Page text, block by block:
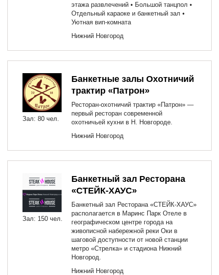
этажа развлечений • Большой танцпол •
Отдельный караоке и банкетный зал •
Уютная вип-комната
Нижний Новгород
Зал: 80 чел.
Банкетные залы Охотничий
трактир «Патрон»
Ресторан-охотничий трактир «Патрон» —
первый ресторан современной
охотничьей кухни в Н. Новгороде.
Нижний Новгород
Зал: 150 чел.
Банкетный зал Ресторана
«СТЕЙК-ХАУС»
Банкетный зал Ресторана «СТЕЙК-ХАУС»
располагается в Маринс Парк Отеле в
географическом центре города на
живописной набережной реки Оки в
шаговой доступности от новой станции
метро «Стрелка» и стадиона Нижний
Новгород.
Нижний Новгород